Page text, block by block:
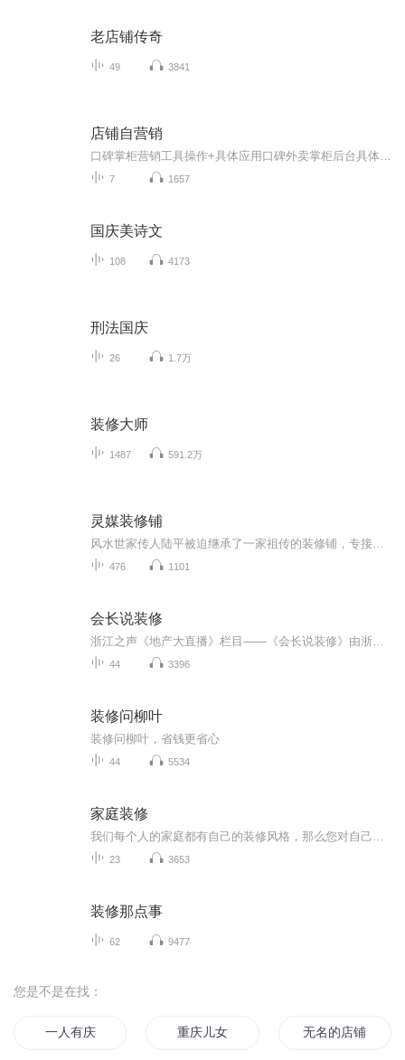
老店铺传奇
49 3841
店铺自营销
7 1657
国庆美诗文
108 4173
刑法国庆
26 1.7万
装修大师
1487 591.2万
灵媒装修铺
476 1101
会长说装修
44 3396
装修问柳叶
装修问柳叶，省钱更省心
44 5534
家庭装修
23 3653
装修那点事
62 9477
您是不是在找：
一人有庆 重庆儿女 无名的店铺